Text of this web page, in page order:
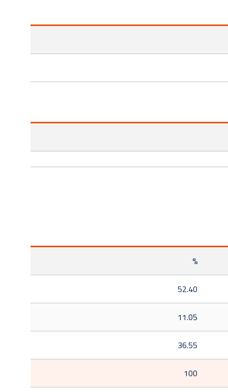
%
52.40
11.05
36.55
100